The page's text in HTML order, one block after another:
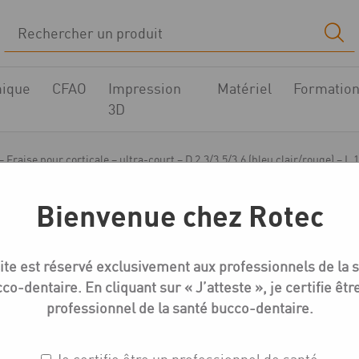
CFAO
Impression
3D
Matériel
Fraise pour corticale – ultra-court – D 2.3/3.5/3.6 (bleu clair/rouge) – L
Quattrocone – Fraise
court – D 2.3/3.5/3.6
16
Bienvenue chez Rotec
est réservé exclusivement aux professionnels de la
dentaire. En cliquant sur « J’atteste », je certifie
professionnel de la santé bucco-dentaire.